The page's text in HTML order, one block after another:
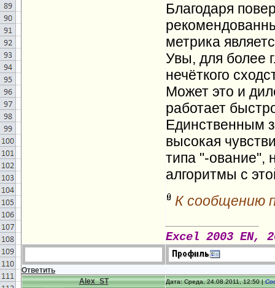
Благодаря
метрика
Увы, для более
нечёткого
Может это и
работает
Единственным
высокая
типа "-ование",
алгоритмы с
К сообщению
Excel 2003 EN,
Ответить
Alex_ST
Дата: Среда, 24.08.2011, 12:50 |